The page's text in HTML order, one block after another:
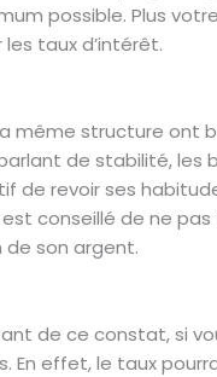
possible. Plus
taux d’intérêt.
même structure ont
de stabilité,
de revoir ses
conseillé de ne
son argent.
de ce constat, si
effet, le taux